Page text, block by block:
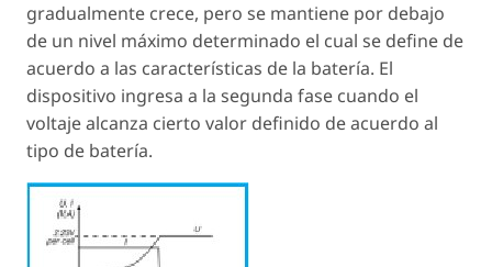
gradualmente crece, pero se mantiene por debajo
de un nivel máximo determinado el cual se define de
acuerdo a las características de la batería. El
dispositivo ingresa a la segunda fase cuando el
voltaje alcanza cierto valor definido de acuerdo al
tipo de batería.